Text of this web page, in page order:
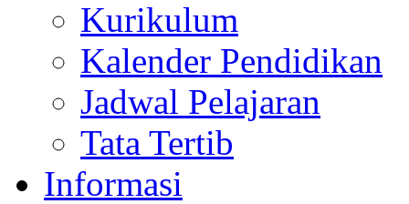
Kurikulum
Kalender Pendidikan
Jadwal Pelajaran
Tata Tertib
Informasi